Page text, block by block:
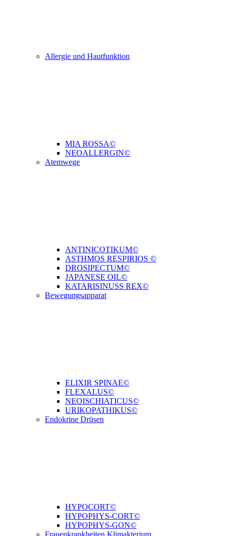
Allergie und Hautfunktion
MIA ROSSA©
NEOALLERGIN©
Atemwege
ANTINICOTIKUM©
ASTHMOS RESPIRIOS ©
DROSIPECTUM©
JAPANESE OIL©
KATARISINUSS REX©
Bewegungsapparat
ELIXIR SPINAE©
FLEXALUS©
NEOISCHIATICUS©
URIKOPATHIKUS©
Endokrine Drüsen
HYPOCORT©
HYPOPHYS-CORT©
HYPOPHYS-GON©
Frauenkrankheiten Klimakterium